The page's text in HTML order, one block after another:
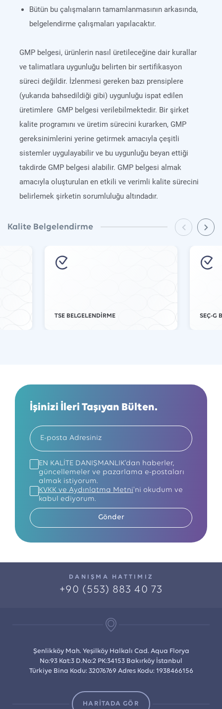
Bütün bu çalışmaların tamamlanmasının arkasında,
belgelendirme çalışmaları yapılacaktır.
GMP belgesi, ürünlerin nasıl üretileceğine dair kurallar
ve talimatlara uygunluğu belirten bir sertifikasyon
süreci değildir. İzlenmesi gereken bazı prensiplere
(yukarıda bahsedildiği gibi) uygunluğu ispat edilen
üretimlere GMP belgesi verilebilmektedir. Bir şirket
kalite programını ve üretim sürecini kurarken, GMP
gereksinimlerini yerine getirmek amacıyla çeşitli
sistemler uygulayabilir ve bu uygunluğu beyan ettiği
takdirde GMP belgesi alabilir. GMP belgesi almak
amacıyla oluşturulan en etkili ve verimli kalite sürecini
belirlemek şirketin sorumluluğu altındadır.
Kalite Belgelendirme
TSE BELGELENDİRME SEÇ-G
İşinizi İleri Taşıyan Bülten.
EN KALİTE DANIŞMANLIK’dan haberler,
güncellemeler ve pazarlama e-postaları
almak istiyorum.
KVKK ve Aydınlatma Metni'ni okudum ve
kabul ediyorum.
Gönder
HARİTADA GÖR
DANIŞMA HATTIMIZ
+90 (553) 883 40 73
Şenlikköy Mah. Yeşilköy Halkalı Cad. Aqua Florya
No:93 Kat:3 D.No:2 PK:34153 Bakırköy İstanbul
Türkiye Bina Kodu: 32076769 Adres Kodu: 1938466156